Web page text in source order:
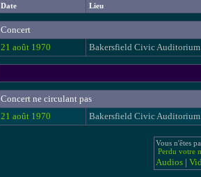
Date Lieu
Concert
21 août 1970
Bakersfield Civic
Concert ne circulant pas
21 août 1970
Bakersfield Civic
Vous n'êtes
Perdu votre
Audios|